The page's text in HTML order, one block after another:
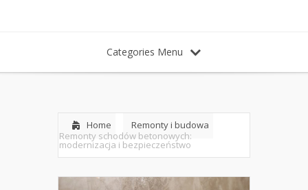
Categories Menu
Home
Remonty i budowa
Remonty schodów betonowych:
modernizacja i bezpieczeństwo